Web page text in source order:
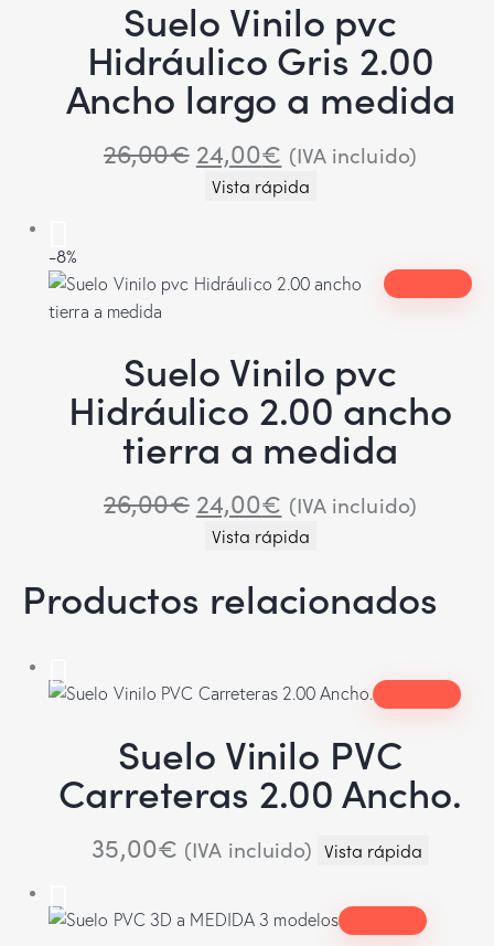
Suelo Vinilo pvc
Hidráulico Gris 2.00
Ancho largo a medida
26,00€ 24,00€ (IVA incluido)
Vista rápida
-8%
Suelo Vinilo pvc
Hidráulico 2.00 ancho
tierra a medida
26,00€ 24,00€ (IVA incluido)
Vista rápida
Productos relacionados
Suelo Vinilo PVC
Carreteras 2.00 Ancho.
35,00€ (IVA incluido) Vista rápida